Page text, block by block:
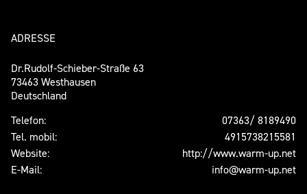
ADRESSE
Dr.Rudolf-Schieber-Straße 63
73463 Westhausen
Deutschland
Telefon:
07363/ 8189490
Tel. mobil:
4915738215581
Website:
http://www.warm-up.net
E-Mail:
info@warm-up.net